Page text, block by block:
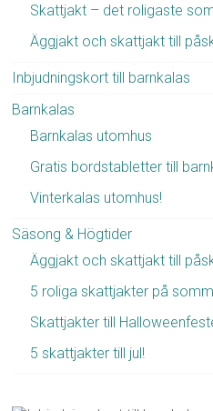
Skattjakt – det roligaste
Äggjakt och skattjakt till
Inbjudningskort till barnkalas
Barnkalas
Barnkalas utomhus
Gratis bordstabletter till
Vinterkalas utomhus!
Säsong & Högtider
Äggjakt och skattjakt till
5 roliga skattjakter på
Skattjakter till
5 skattjakter till jul!